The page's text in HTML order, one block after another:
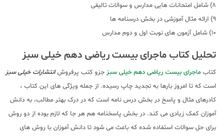
8) شامل امتحانات هایی مدارس و سوالات تالیفی
9) ارائه مثال آموزشی در بخش درسنامه ها
10) شامل آزمون های نوبت اول و دوم مدارس
تحلیل کتاب ماجرای بیست ریاضی دهم خیلی سبز
کتاب ماجرای بیست ریاضی دهم خیلی سبز جزو کتب پرفروشانتشارات خیلی سبز
است که تا امروز بارها به تجدید چاپ رسیده. از جمله ویژگی های این کتاب ،
کادرهای مثال و پاسخ در بخش درس نامه است که در درک بهتر مطالب، به دانش
آموزان کمک زیادی می کند. در بخش پاسخنامه هم هر جا که لازم بوده از دو روش
برای حل سوالات استفاده شده که باعث می شود تا دانش آموزان با روش های